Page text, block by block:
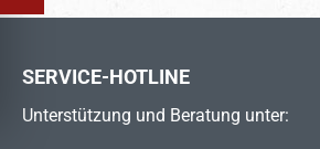
SERVICE-HOTLINE
Unterstützung und Beratung unter: